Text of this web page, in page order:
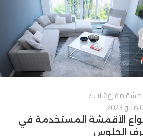
مفروشات
الأقمشة المستخدمة في
الجلوس